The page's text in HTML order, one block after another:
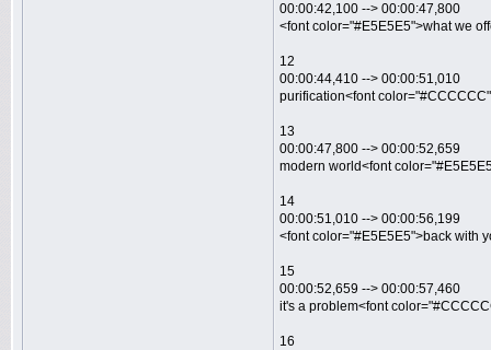
00:00:42,100 --> 00:00:47,800
<font color="#E5E5E5">what we
12
00:00:44,410 --> 00:00:51,010
purification<font
13
00:00:47,800 --> 00:00:52,659
modern world<font
14
00:00:51,010 --> 00:00:56,199
<font color="#E5E5E5">back with
15
00:00:52,659 --> 00:00:57,460
it's a problem<font
16